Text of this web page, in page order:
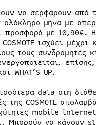
να σερφάρουν από
ολόκληρο μήνα με
προσφορά με 10,90€.
ισχύει μέχρι
τους συνδρομητές
ενεργοποιείται,
WHAT’S UP.
data στη
της COSMOTE
mobile
Μπορούν να κάνουν